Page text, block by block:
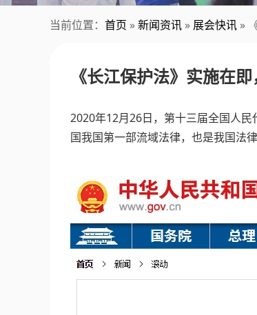
当前位置： 首页 »新闻资讯 » 展会快讯 »
《长江保护法》实施在
2020年12月26日，第十三届全国人
国我国第一部流域法律，也是我国法